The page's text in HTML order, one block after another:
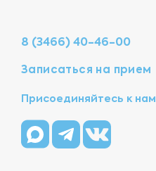
8 (3466) 40-46-00
Записаться на прием
Присоединяйтесь к нам